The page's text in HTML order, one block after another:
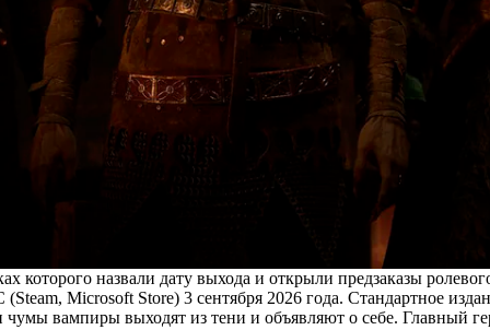
которого назвали дату выхода и открыли предзаказы
Microsoft Store) 3 сентября 2026 года. Стандартное
чумы вампиры выходят из тени и объявляют о себе.